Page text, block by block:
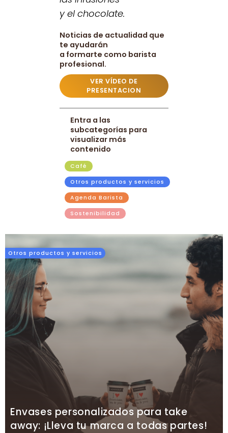
y el chocolate.
Noticias de actualidad que
te ayudarán
a formarte como barista
profesional.
VER VÍDEO DE
PRESENTACION
Entra a las
subcategorías para
visualizar más
contenido
Café
Otros productos y servicios
Agenda Barista
Sostenibilidad
Otros productos y servicios
Envases personalizados para take
away: ¡Lleva tu marca a todas partes!